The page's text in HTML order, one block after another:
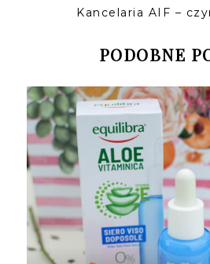
Kancelaria AIF –
PODOBNE